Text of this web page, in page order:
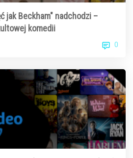
jak Beckham" nadchodzi –
komedii
0